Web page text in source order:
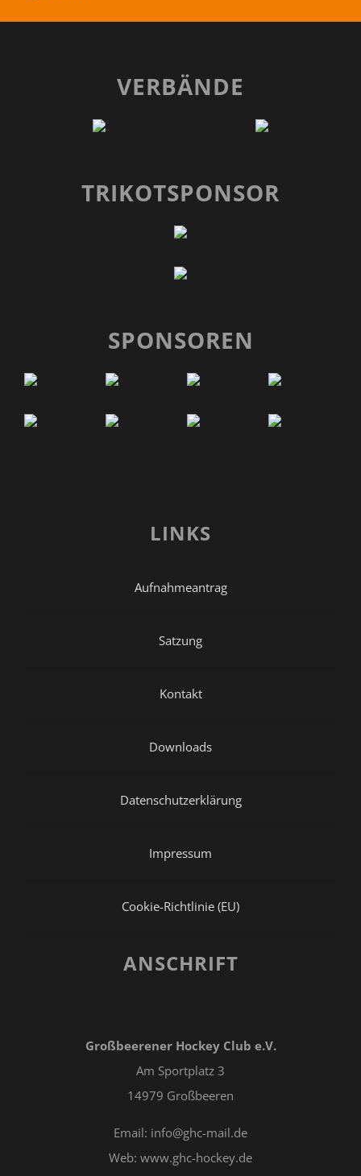
VERBÄNDE
TRIKOTSPONSOR
SPONSOREN
LINKS
Aufnahmeantrag
Satzung
Kontakt
Downloads
Datenschutzerklärung
Impressum
Cookie-Richtlinie (EU)
ANSCHRIFT
Großbeerener Hockey Club e.V.
Am Sportplatz 3
14979 Großbeeren
Email: info@ghc-mail.de
Web: www.ghc-hockey.de